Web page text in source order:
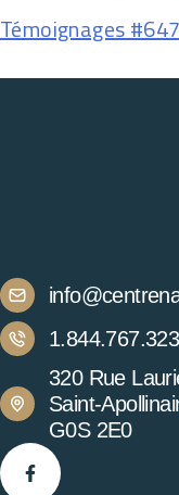
Témoignages
320 Rue
Saint-
G0S 2E0